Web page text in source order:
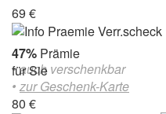
69 €
47% Prämie
für Sie
• auch verschenkbar
• zur Geschenk-Karte
80 €